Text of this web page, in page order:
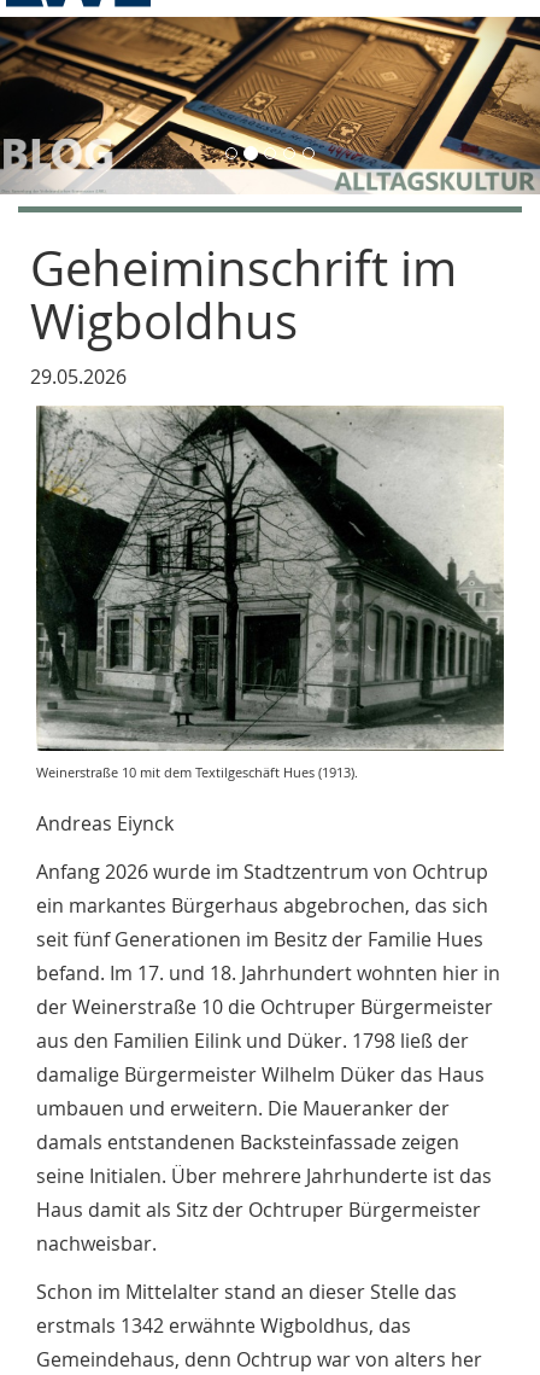
Vorherige
Geheiminschrift im
Wigboldhus
29.05.2026
Weinerstraße 10 mit dem Textilgeschäft Hues (1913).
Andreas Eiynck
Anfang 2026 wurde im Stadtzentrum von Ochtrup
ein markantes Bürgerhaus abgebrochen, das sich
seit fünf Generationen im Besitz der Familie Hues
befand. Im 17. und 18. Jahrhundert wohnten hier in
der Weinerstraße 10 die Ochtruper Bürgermeister
aus den Familien Eilink und Düker. 1798 ließ der
damalige Bürgermeister Wilhelm Düker das Haus
umbauen und erweitern. Die Maueranker der
damals entstandenen Backsteinfassade zeigen
seine Initialen. Über mehrere Jahrhunderte ist das
Haus damit als Sitz der Ochtruper Bürgermeister
nachweisbar.
Schon im Mittelalter stand an dieser Stelle das
erstmals 1342 erwähnte Wigboldhus, das
Gemeindehaus, denn Ochtrup war von alters her